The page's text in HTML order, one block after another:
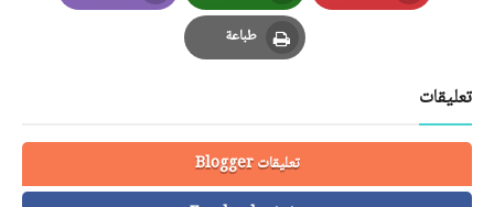
Pinterest
Whatsapp
Email
طباعة
Print
تعليقات
تعليقات Blogger